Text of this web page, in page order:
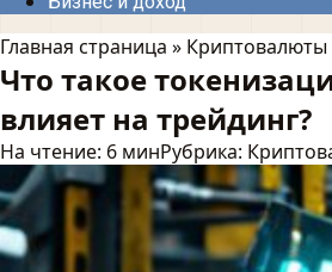
Главная страница » Криптовалюты
Что такое
влияет на трейдинг?
На чтение: 6 минРубрика: